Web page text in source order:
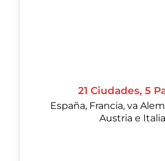
21 Ciudades, 5
España, Francia, va
Austria e Italia